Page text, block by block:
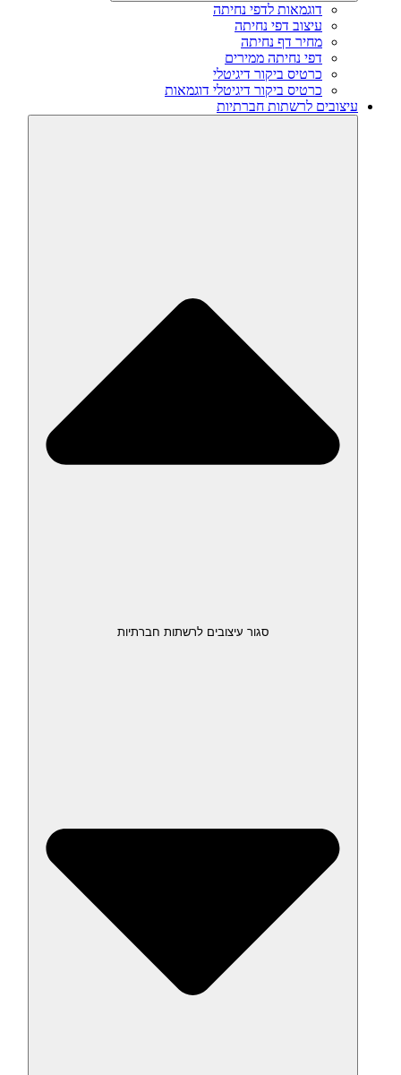
דוגמאות לדפי נחיתה
עיצוב דפי נחיתה
מחיר דף נחיתה
דפי נחיתה ממירים
כרטיס ביקור דיגיטלי
כרטיס ביקור דיגיטלי דוגמאות
עיצובים לרשתות חברתיות
סגור עיצובים לרשתות חברתיות